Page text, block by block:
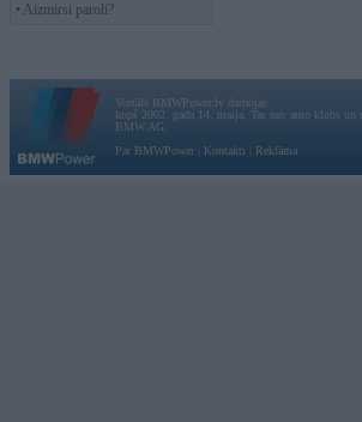
• Aizmirsi paroli?
Vortāls BMWPower.lv darbojas
kopš 2002. gada 14. maija. Tas nav auto klubs un
BMW AG.
Par BMWPower
Kontakti Reklāma